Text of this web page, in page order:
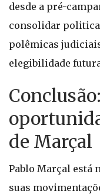
desde a pré-
consolidar
polêmicas
elegibilidade
de Marçal
Pablo Marçal está
suas